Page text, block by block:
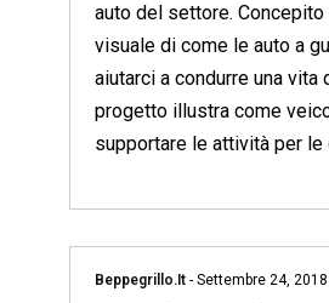
auto del settore.
visuale di come le auto a
aiutarci a condurre una vita
progetto illustra come
supportare le attività per le
Beppegrillo.it - Settembre 24, 2018